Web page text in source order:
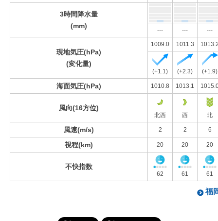
3時間降水量
(mm)
--- --- ---
現地気圧(hPa)
(変化量)
1009.0 1011.3
(+1.1) (+2.3) (+1.9)
海面気圧(hPa) 1010.8 1013.1
風向(16方位)
北西 西 北
風速(m/s) 2 2 6
視程(km) 20 20 20
不快指数
62 61 61
福